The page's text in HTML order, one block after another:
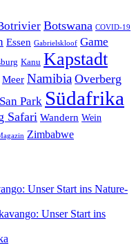
Botswana COVID-19
Essen Gabrielskloof Game
Kanu Kapstadt
Meer Namibia Overberg
San Park Südafrika
Safari Wandern Wein
Zimbabwe
Unser Start ins Nature-
Unser Start ins